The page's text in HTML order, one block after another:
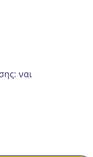
ναι